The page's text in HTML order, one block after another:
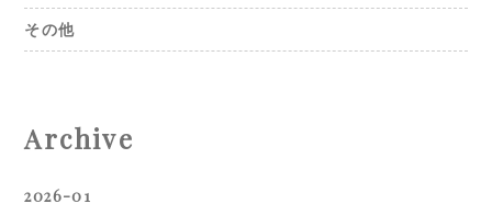
その他
Archive
2026-01